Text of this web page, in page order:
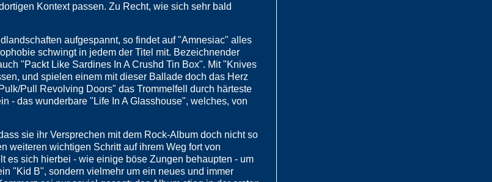
Kontext passen. Zu Recht, wie sich sehr bald
aufgespannt, so findet auf "Amnesiac" alles
schwingt in jedem der Titel mit. Bezeichnender
"Packt Like Sardines In A Crushd Tin Box". Mit "Knives
und spielen einem mit dieser Ballade doch das Herz
Pull Revolving Doors" das Trommelfell durch härteste
- das wunderbare "Life In A Glasshouse", welches, von
sie ihr Versprechen mit dem Rock-Album doch nicht so
weiteren wichtigen Schritt auf ihrem Weg fort von
es sich hierbei - wie einige böse Zungen behaupten - um
"Kid B", sondern vielmehr um ein neues und immer